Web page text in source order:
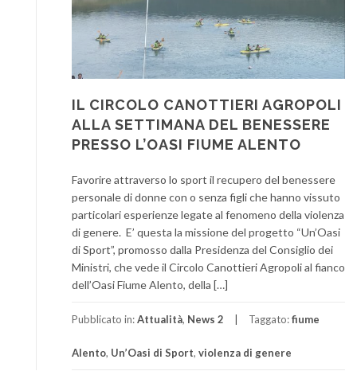
IL CIRCOLO CANOTTIERI AGROPOLI
ALLA SETTIMANA DEL BENESSERE
PRESSO L’OASI FIUME ALENTO
Favorire attraverso lo sport il recupero del benessere
personale di donne con o senza figli che hanno vissuto
particolari esperienze legate al fenomeno della violenza
di genere. E’ questa la missione del progetto “Un’Oasi
di Sport”, promosso dalla Presidenza del Consiglio dei
Ministri, che vede il Circolo Canottieri Agropoli al fianco
dell’Oasi Fiume Alento, della […]
Pubblicato in:Attualità, News 2 Taggato:fiume
Alento, Un’Oasi di Sport, violenza di genere